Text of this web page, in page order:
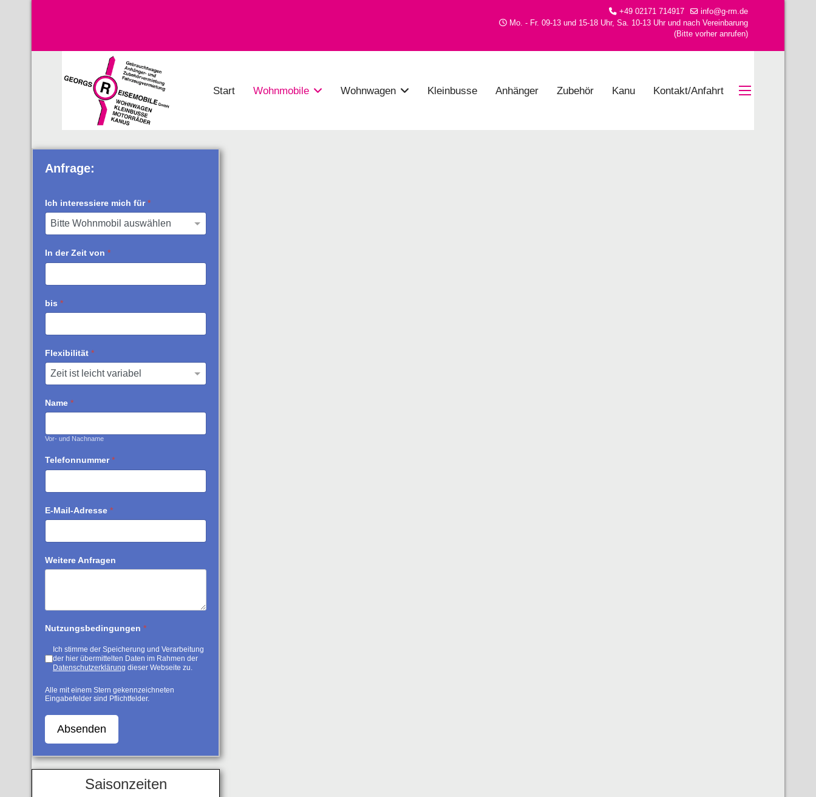
+49 02171 714917
info@g-rm.de
Mo. - Fr. 09-13 und 15-18 Uhr, Sa. 10-13 Uhr und nach Vereinbarung
(Bitte vorher anrufen)
Start Wohnmobile Wohnwagen Kleinbusse Anhänger Zubehör Kanu Kontakt/Anfahrt
Anfrage:
Ich interessiere mich für*
In der Zeit von *
bis *
Flexibilität *
Name *
Vor- und Nachname
Telefonnummer*
E-Mail-Adresse *
Weitere Anfragen
Nutzungsbedingungen *
Ich stimme der Speicherung und Verarbeitung
der hier übermittelten Daten im Rahmen der
Datenschutzerklärung dieser Webseite zu.
Alle mit einem Stern gekennzeichneten
Eingabefelder sind Pflichtfelder.
Absenden
Saisonzeiten